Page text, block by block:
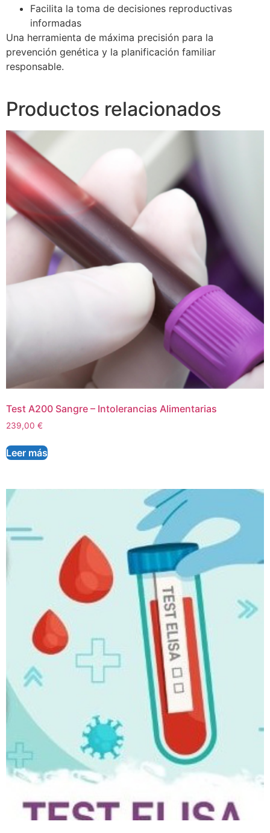
Facilita la toma de decisiones reproductivas
informadas
Una herramienta de máxima precisión para la
prevención genética y la planificación familiar
responsable.
Productos relacionados
Test A200 Sangre – Intolerancias Alimentarias
239,00 €
Leer más